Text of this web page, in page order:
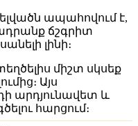
ապահովում է,
ճշգրիտ
լինի։
միշտ սկսեք
Այս
արդյունավետ և
հարցում։